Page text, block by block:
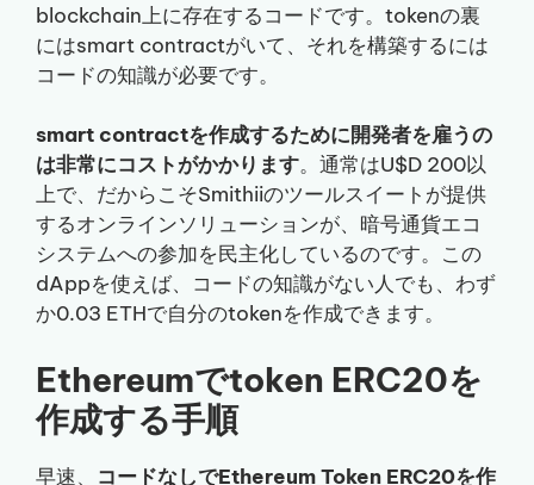
blockchain上に存在するコードです。tokenの裏
にはsmart contractがいて、それを構築するには
コードの知識が必要です。
smart contractを作成するために開発者を雇うの
は非常にコストがかかります。通常はU$D 200以
上で、だからこそSmithiiのツールスイートが提供
するオンラインソリューションが、暗号通貨エコ
システムへの参加を民主化しているのです。この
dAppを使えば、コードの知識がない人でも、わず
か0.03 ETHで自分のtokenを作成できます。
Ethereumでtoken ERC20を
作成する手順
早速、 コードなしでEthereum Token ERC20を作